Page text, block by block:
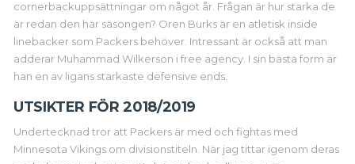
cornerbackuppsättningar om något år. Frågan är hur starka de
är redan den här säsongen? Oren Burks är en atletisk inside
linebacker som Packers behöver. Intressant är också att man
adderar Muhammad Wilkerson i free agency. I sin bästa form är
han en av ligans starkaste defensive ends.
UTSIKTER FÖR 2018/2019
Undertecknad tror att Packers är med och fightas med
Minnesota Vikings om divisionstiteln. När jag tittar igenom deras